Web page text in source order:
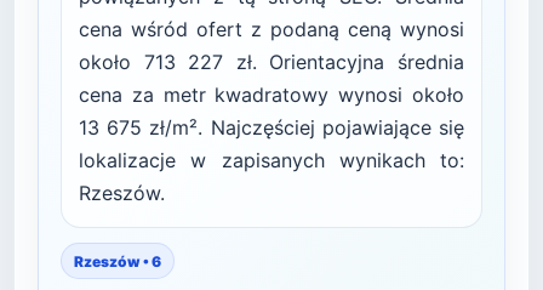
cena wśród ofert z podaną ceną wynosi
około 713 227 zł. Orientacyjna średnia
cena za metr kwadratowy wynosi około
13 675 zł/m². Najczęściej pojawiające się
lokalizacje w zapisanych wynikach to:
Rzeszów.
Rzeszów • 6